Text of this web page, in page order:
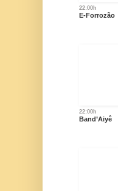
E-Forrozão
22:00h
Band’Aiyê
22:00h